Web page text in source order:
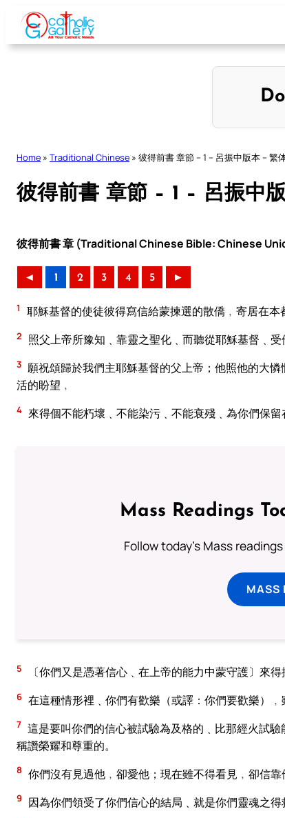
Skip
content
Home » Traditional Chinese » 彼得前書 章節 – 1 – 呂振中版本 – 繁
彼得前書 章節 – 1 – 呂振中
彼得前書 章 (Traditional Chinese Bible: Chinese
◄ 1 2 3 4 5 ►
1 耶穌基督的使徒彼得寫信給蒙揀選的散僑﹐寄居在
2 照父上帝所豫知﹑靠靈之聖化﹑而聽從耶穌基督﹑受
3 願祝頌歸於我們主耶穌基督的父上帝；他照他的大
活的盼望﹐
4 來得個不能朽壞﹑不能染污﹑不能衰殘﹑為你們保留
Mass Readings
Follow today's Mass
MASS
5 〔你們又是憑著信心﹑在上帝的能力中蒙守護〕來
6 在這種情形裡﹑你們有歡樂（或譯：你們要歡樂）﹐
7 這是要叫你們的信心被試驗為及格的﹑比那經火試
稱讚榮耀和尊重的。
8 你們沒有見過他﹐卻愛他；現在雖不得看見﹐卻信
9 因為你們領受了你們信心的結局﹑就是你們靈魂之得